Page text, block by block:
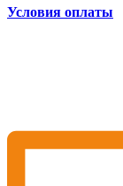
Условия оплаты